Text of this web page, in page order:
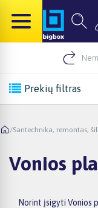
Prekių filtras
/Santechnika, remontas,
Vonios
Norint įsigyti Vonios